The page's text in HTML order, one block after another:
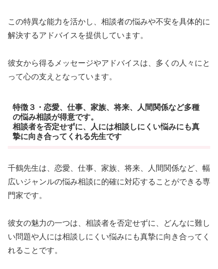
この特異な能力を活かし、相談者の悩みや不安を具体的に
解決するアドバイスを提供しています。
彼女から得るメッセージやアドバイスは、多くの人々にと
って心の支えとなっています。
特徴３・恋愛、仕事、家族、将来、人間関係など多種
の悩み相談が得意です。
相談者を否定せずに、人には相談しにくい悩みにも真
摯に向き合ってくれる先生です
千鶴先生は、恋愛、仕事、家族、将来、人間関係など、幅
広いジャンルの悩み相談に的確に対応することができる専
門家です。
彼女の魅力の一つは、相談者を否定せずに、どんなに難し
い問題や人には相談しにくい悩みにも真摯に向き合ってく
れることです。